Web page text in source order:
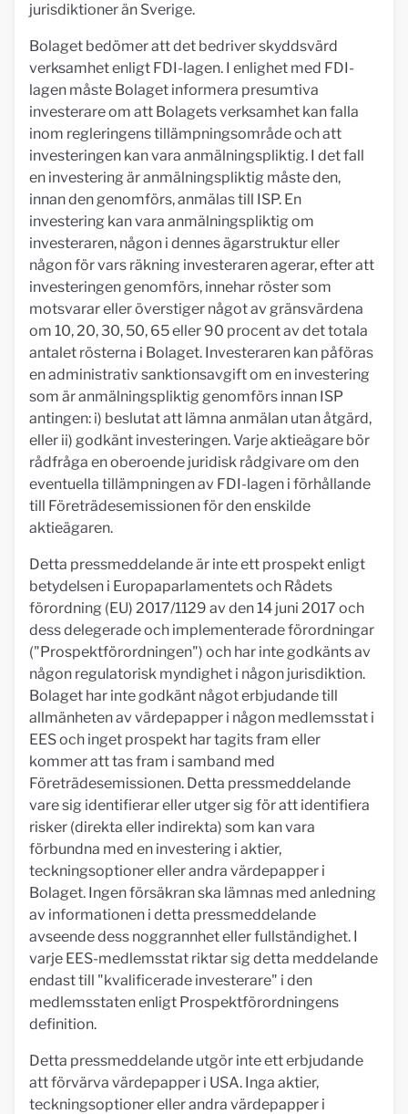
jurisdiktioner än Sverige.
Bolaget bedömer att det bedriver skyddsvärd
verksamhet enligt FDI-lagen. I enlighet med FDI-
lagen måste Bolaget informera presumtiva
investerare om att Bolagets verksamhet kan falla
inom regleringens tillämpningsområde och att
investeringen kan vara anmälningspliktig. I det fall
en investering är anmälningspliktig måste den,
innan den genomförs, anmälas till ISP. En
investering kan vara anmälningspliktig om
investeraren, någon i dennes ägarstruktur eller
någon för vars räkning investeraren agerar, efter att
investeringen genomförs, innehar röster som
motsvarar eller överstiger något av gränsvärdena
om 10, 20, 30, 50, 65 eller 90 procent av det totala
antalet rösterna i Bolaget. Investeraren kan påföras
en administrativ sanktionsavgift om en investering
som är anmälningspliktig genomförs innan ISP
antingen: i) beslutat att lämna anmälan utan åtgärd,
eller ii) godkänt investeringen. Varje aktieägare bör
rådfråga en oberoende juridisk rådgivare om den
eventuella tillämpningen av FDI-lagen i förhållande
till Företrädesemissionen för den enskilde
aktieägaren.
Detta pressmeddelande är inte ett prospekt enligt
betydelsen i Europaparlamentets och Rådets
förordning (EU) 2017/1129 av den 14 juni 2017 och
dess delegerade och implementerade förordningar
("Prospektförordningen") och har inte godkänts av
någon regulatorisk myndighet i någon jurisdiktion.
Bolaget har inte godkänt något erbjudande till
allmänheten av värdepapper i någon medlemsstat i
EES och inget prospekt har tagits fram eller
kommer att tas fram i samband med
Företrädesemissionen. Detta pressmeddelande
vare sig identifierar eller utger sig för att identifiera
risker (direkta eller indirekta) som kan vara
förbundna med en investering i aktier,
teckningsoptioner eller andra värdepapper i
Bolaget. Ingen försäkran ska lämnas med anledning
av informationen i detta pressmeddelande
avseende dess noggrannhet eller fullständighet. I
varje EES-medlemsstat riktar sig detta meddelande
endast till "kvalificerade investerare" i den
medlemsstaten enligt Prospektförordningens
definition.
Detta pressmeddelande utgör inte ett erbjudande
att förvärva värdepapper i USA. Inga aktier,
teckningsoptioner eller andra värdepapper i